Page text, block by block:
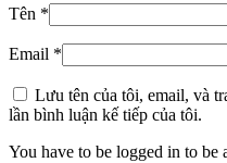
Tên *
Email *
Lưu tên của tôi, email, và
lần bình luận kế tiếp của tôi.
You have to be logged in to be